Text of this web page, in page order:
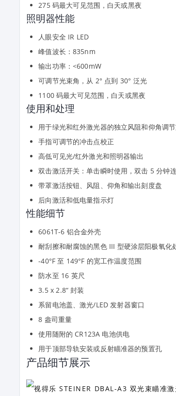
275 码最大可见范围，白天或黑夜
照明器性能
人眼安全 IR LED
峰值波长：835nm
输出功率：<600mW
可调节光束角，从 2° 点到 30° 泛光
1100 码最大可见范围，白天或黑夜
使用和处理
用于绿光和红外激光器的独立风阻和仰角调
手指可调节的冲击点校正
高低可见光/红外激光和照明器输出
双击激活开关：单击瞬时使用，双击 5 分钟
带罩激活按钮、风阻、仰角和输出刻度盘
后向激活和低电量指示灯
性能细节
6061T-6 铝合金外壳
耐刮擦和耐腐蚀的黑色 III 型硬涂层阳极氧化
-40°F 至 149°F 的宽工作温度范围
防水至 16 英尺
3.5 x 2.8“ 封装
系留电池盖、激光/LED 发射器窗口
8 盎司重量
使用随附的 CR123A 电池供电
用于顶部导轨安装或反射瞄准器的预置孔
产品细节展示